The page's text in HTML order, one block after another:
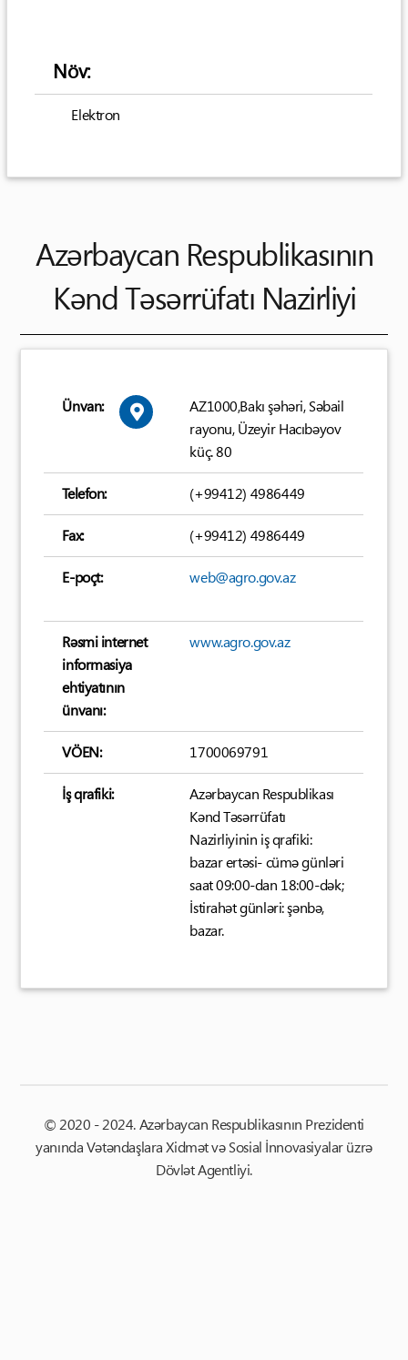
Növ:
Elektron
Azərbaycan Respublikasının
Kənd Təsərrüfatı Nazirliyi
Ünvan:
AZ1000,Bakı şəhəri, Səbail
rayonu, Üzeyir Hacıbəyov
küç. 80
Telefon: (+99412) 4986449
Fax: (+99412) 4986449
E-poçt: web@agro.gov.az
Rəsmi internet
informasiya
ehtiyatının
ünvanı:
www.agro.gov.az
VÖEN: 1700069791
İş qrafiki:
Azərbaycan Respublikası
Kənd Təsərrüfatı
Nazirliyinin iş qrafiki:
bazar ertəsi- cümə günləri
saat 09:00-dan 18:00-dək;
İstirahət günləri: şənbə,
bazar.
© 2020 - 2024. Azərbaycan Respublikasının Prezidenti
yanında Vətəndaşlara Xidmət və Sosial İnnovasiyalar üzrə
Dövlət Agentliyi.